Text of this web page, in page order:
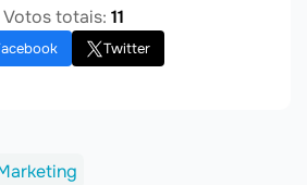
Votos totais: 11
Twitter